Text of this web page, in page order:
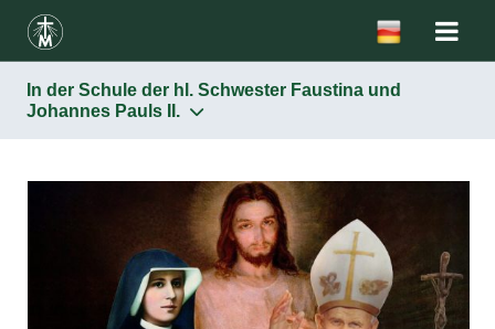
In der Schule der hl. Schwester Faustina und
Johannes Pauls II.
Im Alten Testament
Im Neuen Testament
In der Theologie - moralische Qualifikation
des menschlichen Handelns